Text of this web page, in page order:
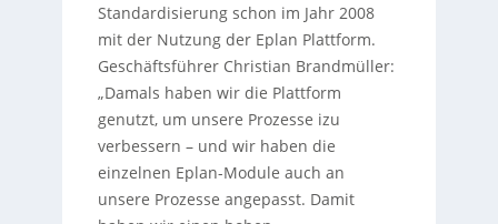
Standardisierung schon im Jahr 2008
mit der Nutzung der Eplan Plattform.
Geschäftsführer Christian Brandmüller:
„Damals haben wir die Plattform
genutzt, um unsere Prozesse izu
verbessern – und wir haben die
einzelnen Eplan-Module auch an
unsere Prozesse angepasst. Damit